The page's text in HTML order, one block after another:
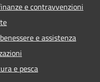
e contravvenzioni
e assistenza
e pesca